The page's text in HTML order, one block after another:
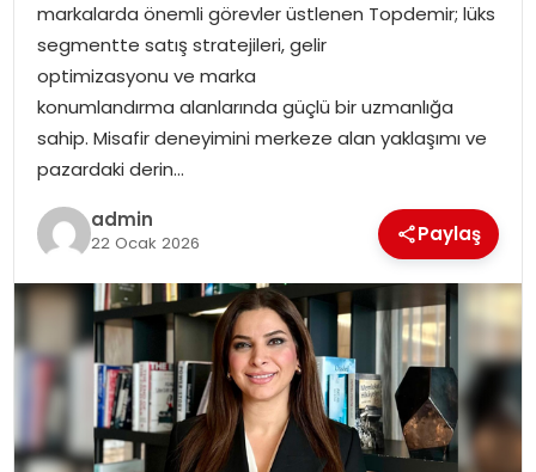
DÜNYA
OTOMOBIL
markalarda önemli görevler üstlenen Topdemir; lüks
segmentte satış stratejileri, gelir
optimizasyonu ve marka
konumlandırma alanlarında güçlü bir uzmanlığa
sahip. Misafir deneyimini merkeze alan yaklaşımı ve
pazardaki derin…
admin
22 Ocak 2026 Paylaş